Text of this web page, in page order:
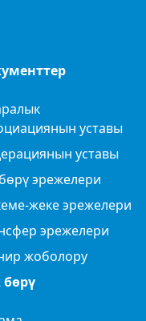
уставы
уставы
эрежелери
жеке эрежелери
эрежелери
жоболору
бөрү